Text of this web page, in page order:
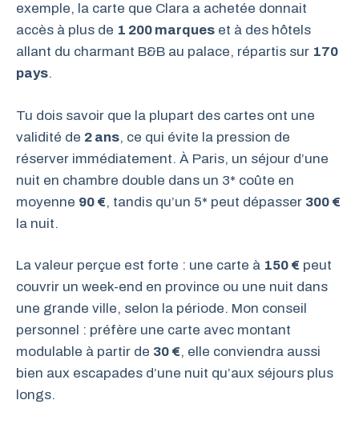
exemple, la carte que Clara a achetée donnait
accès à plus de 1 200 marques et à des hôtels
allant du charmant B&B au palace, répartis sur 170
pays.
Tu dois savoir que la plupart des cartes ont une
validité de 2 ans, ce qui évite la pression de
réserver immédiatement. À Paris, un séjour d’une
nuit en chambre double dans un 3* coûte en
moyenne 90 €, tandis qu’un 5* peut dépasser 300 €
la nuit.
La valeur perçue est forte : une carte à 150 € peut
couvrir un week-end en province ou une nuit dans
une grande ville, selon la période. Mon conseil
personnel : préfère une carte avec montant
modulable à partir de 30 €, elle conviendra aussi
bien aux escapades d’une nuit qu’aux séjours plus
longs.